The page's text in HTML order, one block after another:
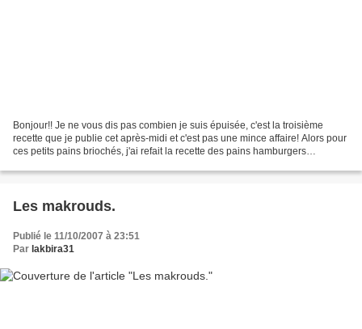
Bonjour!! Je ne vous dis pas combien je suis épuisée, c'est la troisième
recette que je publie cet après-midi et c'est pas une mince affaire! Alors pour
ces petits pains briochés, j'ai refait la recette des pains hamburgers
Les makrouds.
Publié le 11/10/2007 à 23:51
Par lakbira31